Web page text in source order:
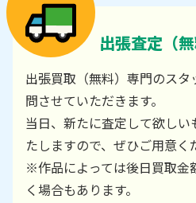
出張査定（無
出張買取（無料）専門のス
問させていただきます。
当日、新たに査定して欲し
たしますので、ぜひご用意く
※作品によっては後日買取金
く場合もあります。